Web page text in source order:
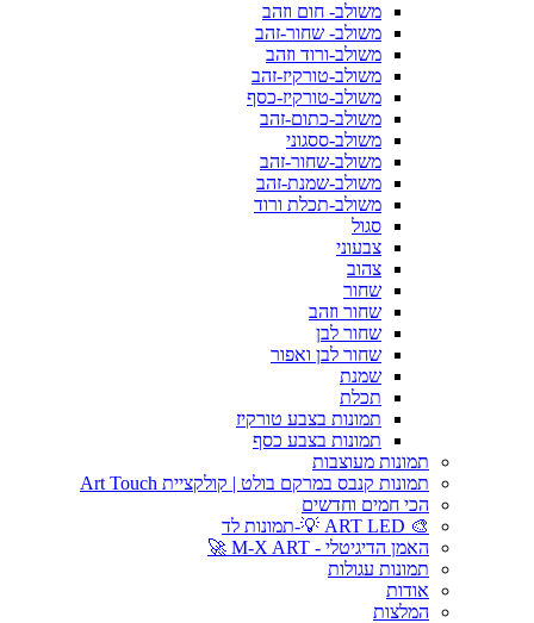
משולב- חום וזהב
משולב- שחור-זהב
משולב-ורוד וזהב
משולב-טורקיז-זהב
משולב-טורקיז-כסף
משולב-כתום-זהב
משולב-ססגוני
משולב-שחור-זהב
משולב-שמנת-זהב
משולב-תכלת ורוד
סגול
צבעוני
צהוב
שחור
שחור וזהב
שחור לבן
שחור לבן ואפור
שמנת
תכלת
תמונות בצבע טורקיז
תמונות בצבע כסף
תמונות מעוצבות
תמונות קנבס במרקם בולט | קולקציית Art Touch
הכי חמים וחדשים
🎨 ART LED 💡-תמונות לד
האמן הדיגיטלי - M-X ART 🚀
תמונות עגולות
אודות
המלצות